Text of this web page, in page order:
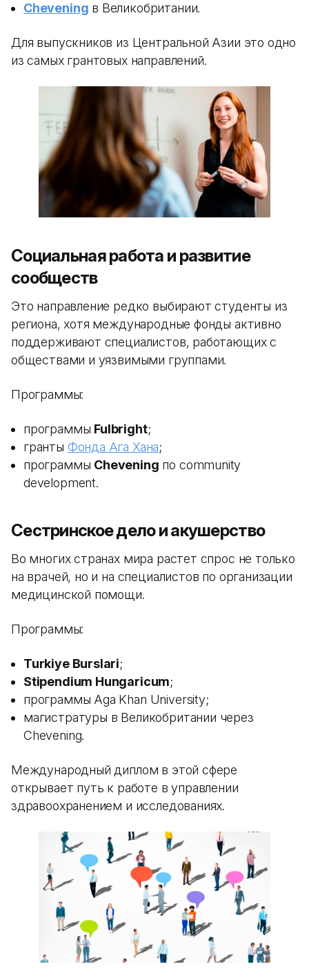
Chevening в Великобритании.
Для выпускников из Центральной Азии это одно
из самых грантовых направлений.
Социальная работа и развитие
сообществ
Это направление редко выбирают студенты из
региона, хотя международные фонды активно
поддерживают специалистов, работающих с
обществами и уязвимыми группами.
Программы:
программы Fulbright;
гранты Фонда Ага Хана;
программы Chevening по community
development.
Сестринское дело и акушерство
Во многих странах мира растет спрос не только
на врачей, но и на специалистов по организации
медицинской помощи.
Программы:
Turkiye Burslari;
Stipendium Hungaricum;
программы Aga Khan University;
магистратуры в Великобритании через
Chevening.
Международный диплом в этой сфере
открывает путь к работе в управлении
здравоохранением и исследованиях.